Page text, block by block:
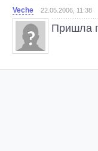
Veche 22.05.2006, 11:38
Пришла